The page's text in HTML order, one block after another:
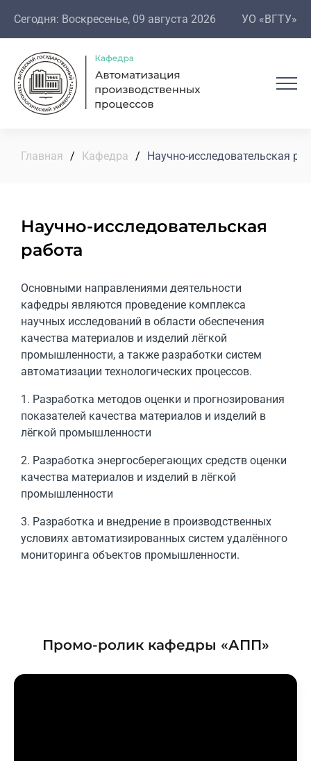
Сегодня: Воскресенье, 09 августа 2026 УО «ВГТУ»
Главная / Кафедра / Научно-исследовательская
Научно-исследовательская
работа
Основными направлениями деятельности
кафедры являются проведение комплекса
научных исследований в области обеспечения
качества материалов и изделий лёгкой
промышленности, а также разработки систем
автоматизации технологических процессов.
1. Разработка методов оценки и прогнозирования
показателей качества материалов и изделий в
лёгкой промышленности
2. Разработка энергосберегающих средств оценки
качества материалов и изделий в лёгкой
промышленности
3. Разработка и внедрение в производственных
условиях автоматизированных систем удалённого
мониторинга объектов промышленности.
Промо-ролик кафедры «АПП»